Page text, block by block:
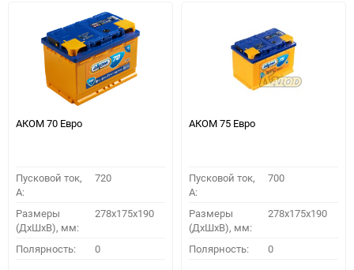
АКОМ 70 Евро
Пусковой ток,
A:
720
Размеры
(ДхШхВ), мм:
278x175x190
Полярность: 0
АКОМ 75 Евро
Пусковой ток,
A:
700
Размеры
(ДхШхВ), мм:
278x175x190
Полярность: 0